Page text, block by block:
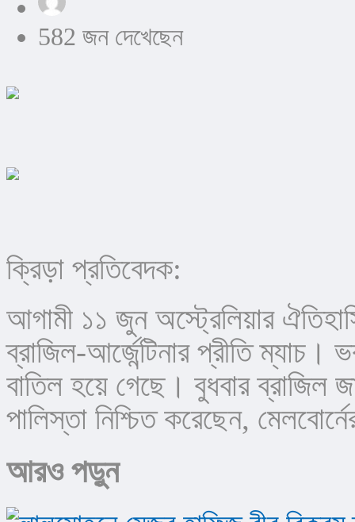
582 জন দেখেছেন
ক্রিড়া প্রতিবেদক:
আগামী ১১ জুন অস্ট্রেলিয়ার
ব্রাজিল-আর্জেন্টিনার প্রীতি
বাতিল হয়ে গেছে। বুধবার ব্রাজিল
পালিস্তা নিশ্চিত করেছেন,
আরও পড়ুন